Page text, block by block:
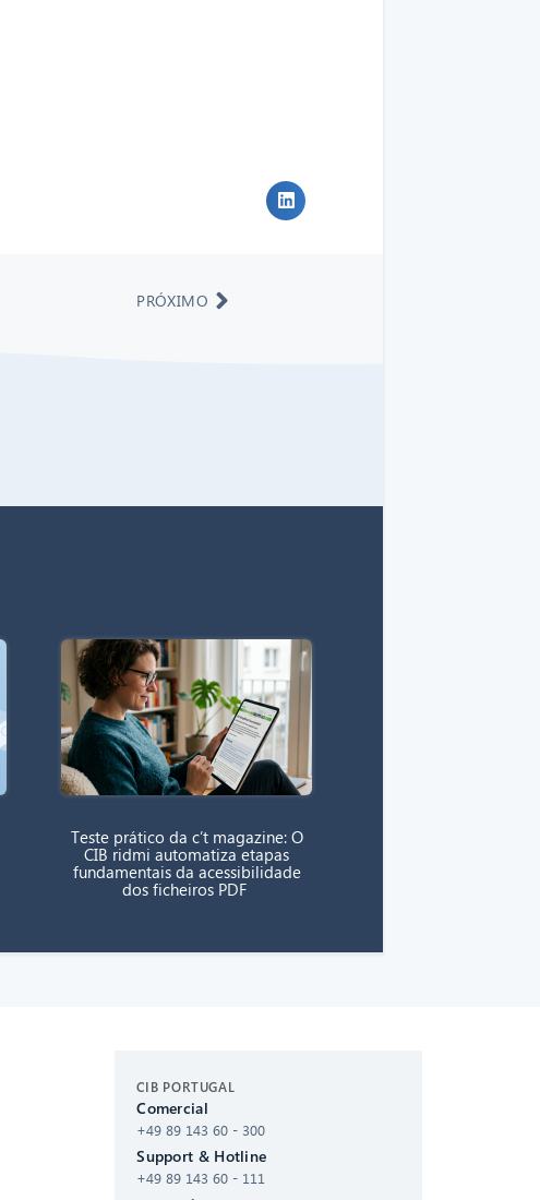
PRÓXIMO
Teste prático da c’t magazine: O
CIB ridmi automatiza etapas
fundamentais da acessibilidade
dos ficheiros PDF
CIB PORTUGAL
Comercial
+49 89 143 60 - 300
Support & Hotline
+49 89 143 60 - 111
Olá! O que posso fazer por si?